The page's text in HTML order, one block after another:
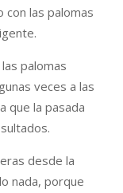
las palomas
palomas
veces a las
que la pasada
desde la
nada, porque